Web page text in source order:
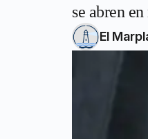
se abren
El